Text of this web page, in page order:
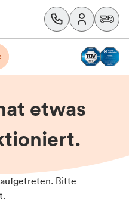
etwas
Bitte